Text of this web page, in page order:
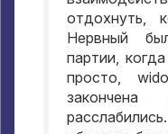
отдохнуть,
Нервный
партии,
просто,
расслабились